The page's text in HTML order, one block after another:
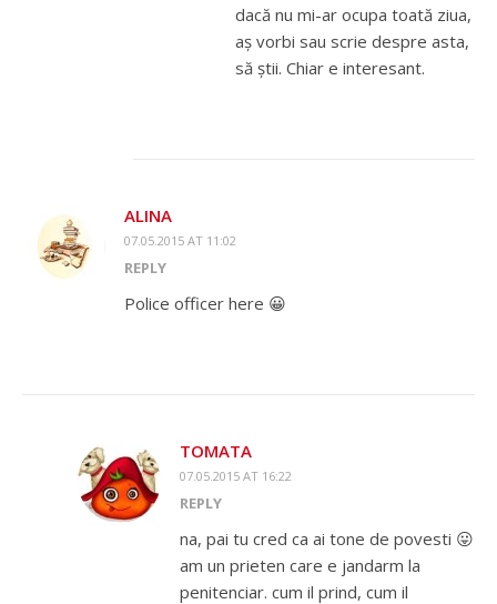
dacă nu mi-ar ocupa toată ziua,
aș vorbi sau scrie despre asta,
să știi. Chiar e interesant.
ALINA
07.05.2015 AT 11:02
REPLY
Police officer here 😀
TOMATA
07.05.2015 AT 16:22
REPLY
na, pai tu cred ca ai tone de povesti 😛
am un prieten care e jandarm la
penitenciar. cum il prind, cum il